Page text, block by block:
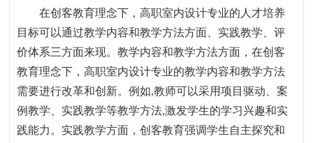
在创客教育理念下 ，高职室内设计专业的人才培养
目标可以通过教学内容和教学方法方面、实践教学、评
价体系三方面来现。教学内容和教学方法方面，在创客
教育理念下 ，高职室内设计专业的教学内容和教学方法
需要进行改革和创新。例如,教师可以采用项目驱动、案
例教学、实践教学等教学方法,激发学生的学习兴趣和实
践能力。实践教学方面，创客教育强调学生自主探究和